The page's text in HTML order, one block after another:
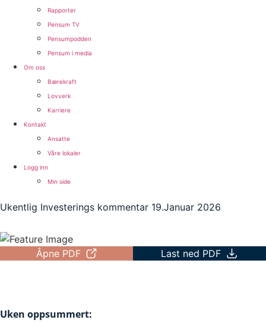
Rapporter
Pensum TV
Pensumpodden
Pensum i media
Om oss
Bærekraft
Lovverk
Karriere
Kontakt
Ansatte
Våre lokaler
Logg inn
Min side
Ukentlig Investerings kommentar 19.Januar 2026
Åpne PDF Last ned PDF
Uken oppsummert: